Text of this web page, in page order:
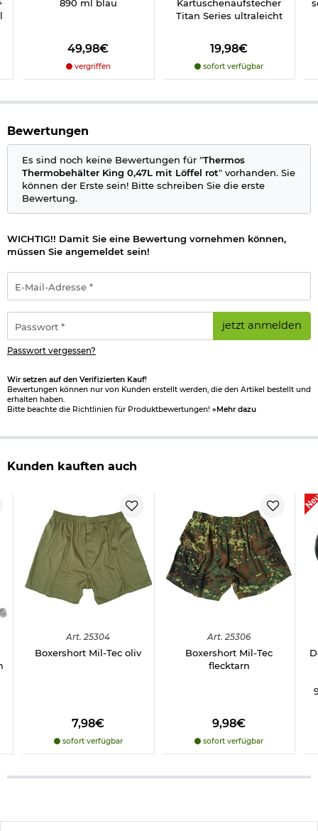
Verantwortliche Person für die EU
890 ml blau
49,98€
vergriffen
Kartuschenaufstecher
Titan Series ultraleicht
19,98€
sofort verfügbar
Bewertungen
Es sind noch keine Bewertungen für "Thermos
Thermobehälter King 0,47L mit Löffel rot" vorhanden. Sie
können der Erste sein! Bitte schreiben Sie die erste
Bewertung.
WICHTIG!! Damit Sie eine Bewertung vornehmen können,
müssen Sie angemeldet sein!
Mail-
Adresse
*
jetzt anmelden
Passwort vergessen?
Wir setzen auf den Verifizierten Kauf!
Bewertungen können nur von Kunden erstellt werden, die den Artikel bestellt und
erhalten haben.
Bitte beachte die Richtlinien für Produktbewertungen! »Mehr dazu
Kunden kauften auch
Art. 25304
Boxershort Mil-Tec oliv
7,98€
sofort verfügbar
Art. 25306
Boxershort Mil-Tec
flecktarn
9,98€
sofort verfügbar